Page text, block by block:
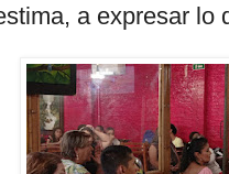
a expresar lo